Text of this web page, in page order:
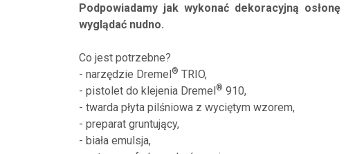
Podpowiadamy jak wykonać dekoracyjną
wyglądać nudno.
Co jest potrzebne?
- narzędzie Dremel® TRIO,
- pistolet do klejenia Dremel® 910,
- twarda płyta pilśniowa z wyciętym wzorem,
- preparat gruntujący,
- biała emulsja,